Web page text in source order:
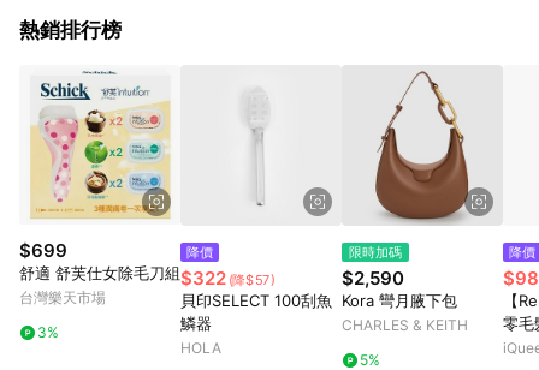
熱銷排行榜
$699
舒適 舒芙仕女除毛刀組
台灣樂天市場
3%
降價
$322 (降$57)
貝印SELECT 100刮魚
鱗器
HOLA
限時加碼
$2,590
Kora 彎月腋下包
CHARLES & KEITH
5%
降價
【
零毛
清潔